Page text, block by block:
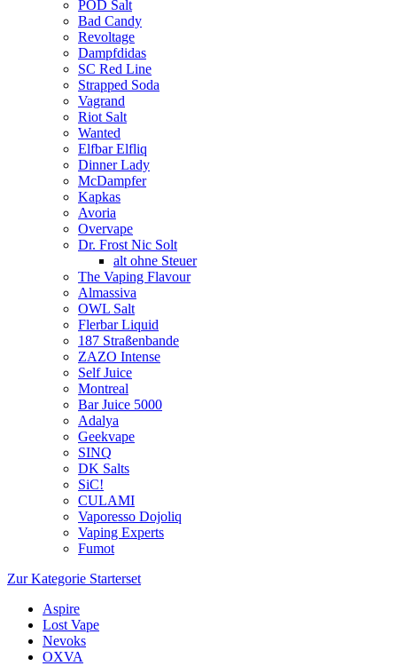
POD Salt
Bad Candy
Revoltage
Dampfdidas
SC Red Line
Strapped Soda
Vagrand
Riot Salt
Wanted
Elfbar Elfliq
Dinner Lady
McDampfer
Kapkas
Avoria
Overvape
Dr. Frost Nic Solt
alt ohne Steuer
The Vaping Flavour
Almassiva
OWL Salt
Flerbar Liquid
187 Straßenbande
ZAZO Intense
Self Juice
Montreal
Bar Juice 5000
Adalya
Geekvape
SINQ
DK Salts
SiC!
CULAMI
Vaporesso Dojoliq
Vaping Experts
Fumot
Zur Kategorie Starterset
Aspire
Lost Vape
Nevoks
OXVA